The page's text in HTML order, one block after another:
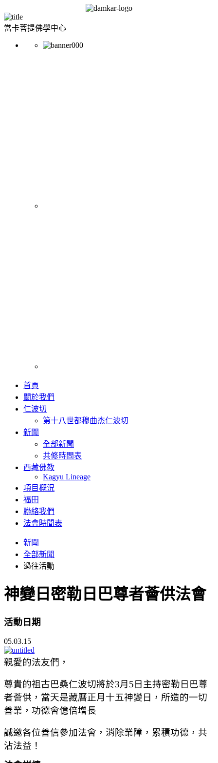
當卡菩提佛學中心
首頁
關於我們
仁波切
第十八世都穆曲杰仁波切
新聞
全部新聞
共修時間表
西藏佛教
Kagyu Lineage
項目概況
福田
聯絡我們
法會時間表
新聞
全部新聞
過往活動
神變日密勒日巴尊者薈供法會
活動日期
05.03.15
親愛的法友們，
尊貴的祖古巴桑仁波切將於3月 5日主持密勒日巴尊
者薈供，當天是藏曆正月十五神變日，所造的一切
善業，功德會億倍增長
誠邀各位善信參加法會，消除業障，累積功德，共
沾法益 ！